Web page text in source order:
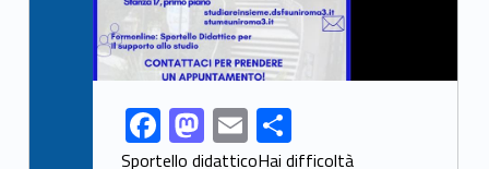
Link identifier share facebook archive #share-link-archive-21303F M E S
Sportello didatticoHai difficoltà